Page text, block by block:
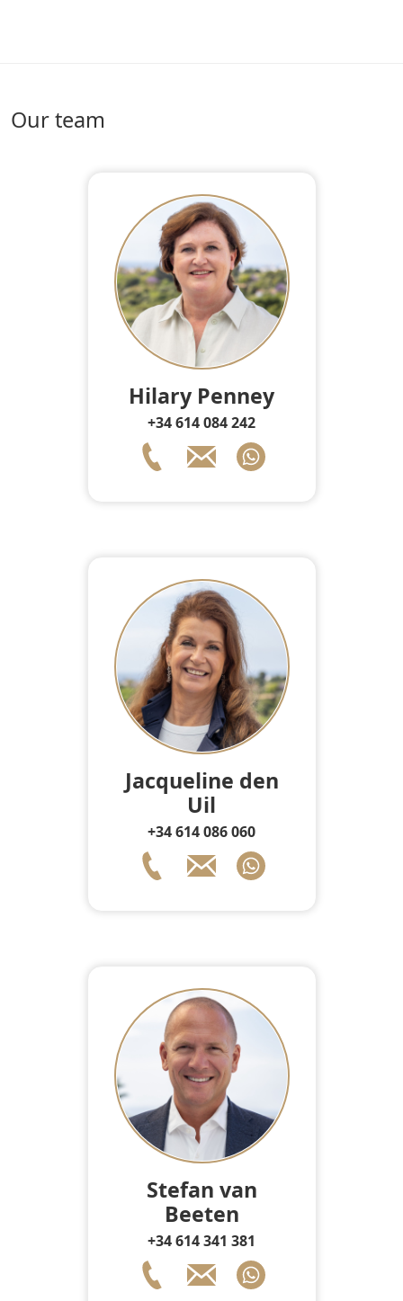
Our team
Hilary Penney
+34 614 084 242
Jacqueline den
Uil
+34 614 086 060
Stefan van
Beeten
+34 614 341 381